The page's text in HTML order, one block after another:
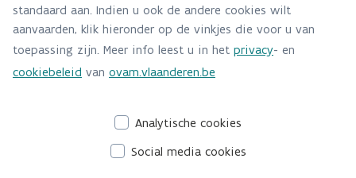
De OVAM stelt een downloadbaar communicatiepakket ter
beschikking met teksten en beeldmateriaal voor uw
website, nieuwsbrief en sociale media. Gebruik dit
organisatie mee aan een asbestveilige toekomst.
standaard aan. Indien u ook de andere cookies wilt
aanvaarden, klik hieronder op de vinkjes die voor u van
toepassing zijn. Meer info leest u in het privacy- en
cookiebeleid van ovam.vlaanderen.be
Analytische cookies
Social media cookies